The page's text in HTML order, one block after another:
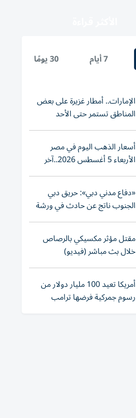
7 أيام 30 يومًا
الإمارات.. أمطار غزيرة على بعض
المناطق تستمر حتى الأحد
أسعار الذهب اليوم في مصر
الأربعاء 5 أغسطس 2026..آخر
تحديث لعيار 21
«دفاع مدني دبي»: حريق دبي
الجنوب ناتج عن حادث في ورشة
ولا إصابات
مقتل مؤثر مكسيكي بالرصاص
خلال بث مباشر (فيديو)
أمريكا تعيد 100 مليار دولار من
رسوم جمركية فرضها ترامب